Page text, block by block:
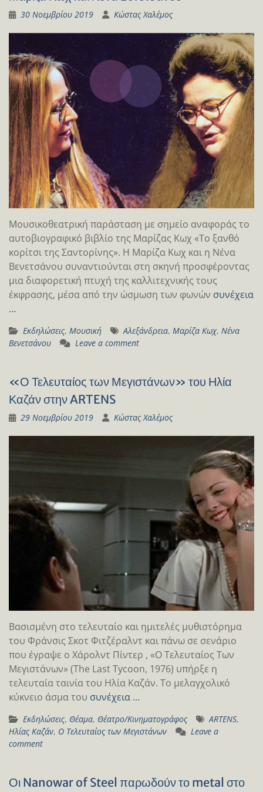
30 Νοεμβρίου 2019 Κώστας Χαλέμος
Μουσικοθεατρική παράσταση με σημείο αναφοράς το
αυτοβιογραφικό βιβλίο της Μαρίζας Κωχ «Το ξανθό
κορίτσι της Σαντορίνης». Η Μαρίζα Κωχ και η Νένα
Βενετσάνου συναντιούνται στη σκηνή προσφέροντας
μια διαφορετική πτυχή της καλλιτεχνικής τους
έκφρασης, μέσα από την ώσμωση των φωνών συνέχεια
…
Εκδηλώσεις, Μουσική Αλεξάνδρεια, Μαρίζα Κωχ, Νένα
Βενετσάνου
Leave a comment
«Ο Τελευταίος των Μεγιστάνων» του Ηλία
Καζάν στην ARTENS
29 Νοεμβρίου 2019 Κώστας Χαλέμος
Βασισμένη στο τελευταίο και ημιτελές μυθιστόρημα
του Φράνσις Σκοτ Φιτζέραλντ και πάνω σε σενάριο
που έγραψε ο Χάρολντ Πίντερ , «Ο Τελευταίος Των
Μεγιστάνων» (The Last Tycoon, 1976) υπήρξε η
τελευταία ταινία του Ηλία Καζάν. Το μελαγχολικό
κύκνειο άσμα του συνέχεια …
Εκδηλώσεις, Θέαμα, Θέατρο/Κινηματογράφος ARTENS,
Ηλίας Καζάν, Ο Τελευταίος των Μεγιστάνων
Leave a
comment
Οι Nanowar of Steel παρωδούν το metal στο